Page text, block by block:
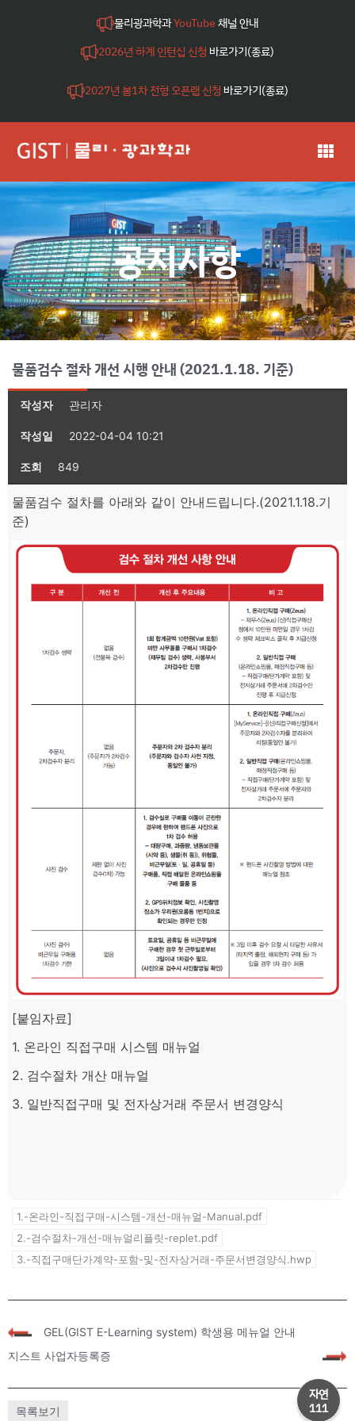
물리광과학과YouTube 채널 안내
2026년 하계 인턴십 신청 바로가기(종료)
2027년 봄1차 전형 오픈랩 신청 바로가기(종료)
자연
111
공지사항
물품검수 절차 개선 시행 안내 (2021.1.18. 기준)
작성자 관리자
작성일 2022-04-04 10:21
조회 849
물품검수 절차를 아래와 같이 안내드립니다.(2021.1.18.기
준)
[붙임자료]
1. 온라인 직접구매 시스템 매뉴얼
2. 검수절차 개산 매뉴얼
3. 일반직접구매 및 전자상거래 주문서 변경양식
1.-온라인-직접구매-시스템-개선-매뉴얼-Manual.pdf
2.-검수절차-개선-매뉴얼리플릿-replet.pdf
3.-직접구매단가계약-포함-및-전자상거래-주문서변경양식.hwp
«
GEL(GIST E-Learning system) 학생용 메뉴얼 안내
지스트 사업자등록증
»
목록보기